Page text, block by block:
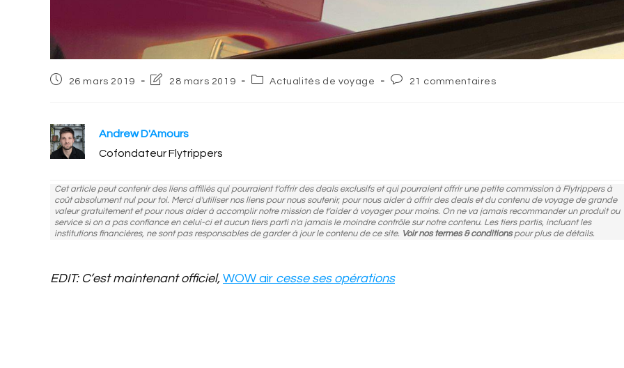
Post26 mars 2019
Post28 mars 2019
PostActualités de voyage
Post21 commentaires
Andrew D'Amours
Cofondateur Flytrippers
Cet article peut contenir des liens affiliés qui pourraient t'offrir des deals exclusifs et qui pourraient offrir une petite commission à Flytrippers à
coût absolument nul pour toi. Merci d'utiliser nos liens pour nous soutenir, pour nous aider à offrir des deals et du contenu de voyage de grande
valeur gratuitement et pour nous aider à accomplir notre mission de t'aider à voyager pour moins. On ne va jamais recommander un produit ou
service si on a pas confiance en celui-ci et aucun tiers parti n'a jamais le moindre contrôle sur notre contenu. Les tiers partis, incluant les
institutions financières, ne sont pas responsables de garder à jour le contenu de ce site. Voir nos termes & conditionspour plus de détails.
EDIT: C’est maintenant officiel, WOW air cesse ses opérations